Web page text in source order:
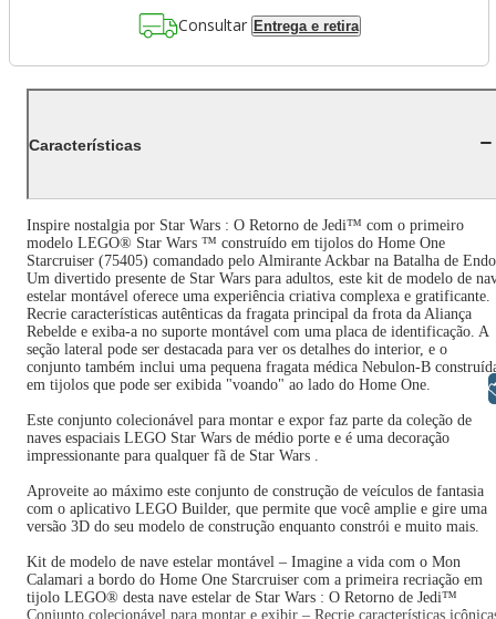
Consultar Entrega e retira
Características
Inspire nostalgia por Star Wars : O Retorno de Jedi™ com o primeiro
modelo LEGO® Star Wars ™ construído em tijolos do Home One
Starcruiser (75405) comandado pelo Almirante Ackbar na Batalha de
Um divertido presente de Star Wars para adultos, este kit de modelo de
estelar montável oferece uma experiência criativa complexa e gratificante.
Recrie características autênticas da fragata principal da frota da Aliança
Rebelde e exiba-a no suporte montável com uma placa de identificação. A
seção lateral pode ser destacada para ver os detalhes do interior, e o
conjunto também inclui uma pequena fragata médica Nebulon-B
em tijolos que pode ser exibida "voando" ao lado do Home One.
Este conjunto colecionável para montar e expor faz parte da coleção de
naves espaciais LEGO Star Wars de médio porte e é uma decoração
impressionante para qualquer fã de Star Wars .
Aproveite ao máximo este conjunto de construção de veículos de fantasia
com o aplicativo LEGO Builder, que permite que você amplie e gire uma
versão 3D do seu modelo de construção enquanto constrói e muito mais.
Kit de modelo de nave estelar montável – Imagine a vida com o Mon
Calamari a bordo do Home One Starcruiser com a primeira recriação em
tijolo LEGO® desta nave estelar de Star Wars : O Retorno de Jedi™
Conjunto colecionável para montar e exibir – Recrie características
Libras